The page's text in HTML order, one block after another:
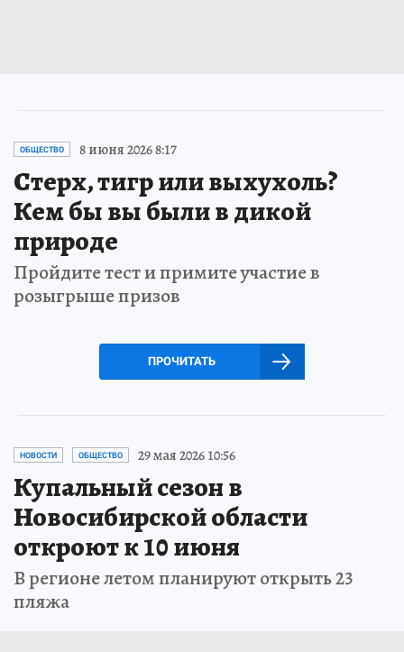
ОБЩЕСТВО 8 июня 2026 8:17
Стерх, тигр или выхухоль?
Кем бы вы были в дикой
природе
Пройдите тест и примите участие в
розыгрыше призов
ПРОЧИТАТЬ
НОВОСТИ ОБЩЕСТВО 29 мая 2026 10:56
Купальный сезон в
Новосибирской области
откроют к 10 июня
В регионе летом планируют открыть 23
пляжа